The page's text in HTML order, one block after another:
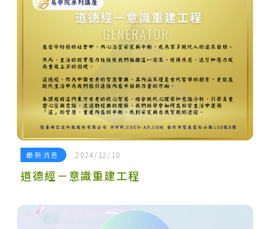
最新消息 2024/12/10
道德經－意識重建工程